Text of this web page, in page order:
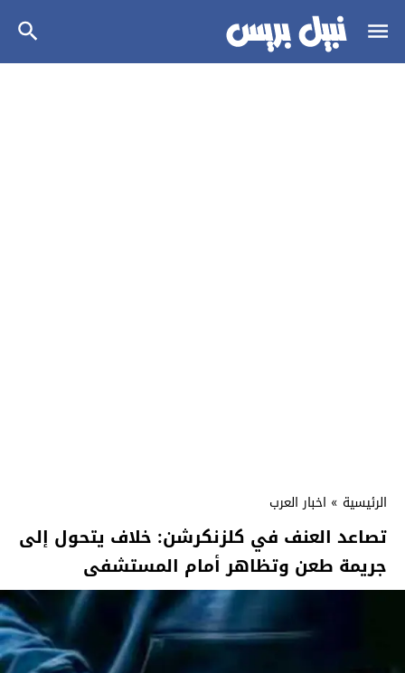
الرئيسية » اخبار العرب
تصاعد العنف في كلزنكرشن: خلاف يتحول إلى
جريمة طعن وتظاهر أمام المستشفى